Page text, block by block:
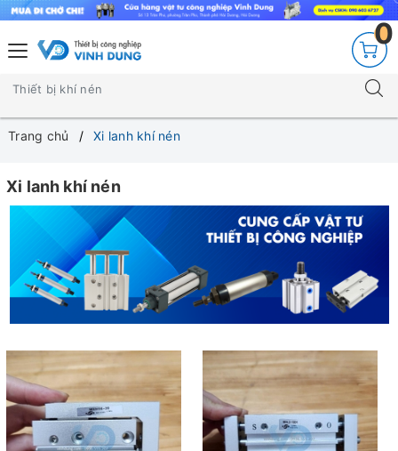
0
Trang chủ Xi lanh khí nén
Xi lanh khí nén